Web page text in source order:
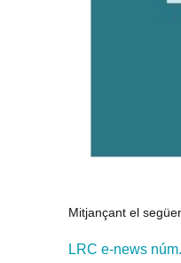
Mitjançant el
LRC e-news